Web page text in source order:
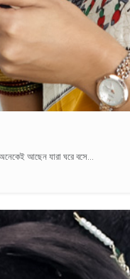
আছেন যারা ঘরে বসে...